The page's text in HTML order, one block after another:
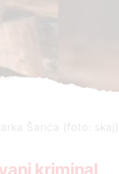
Šarića (foto: skaj)
kriminal